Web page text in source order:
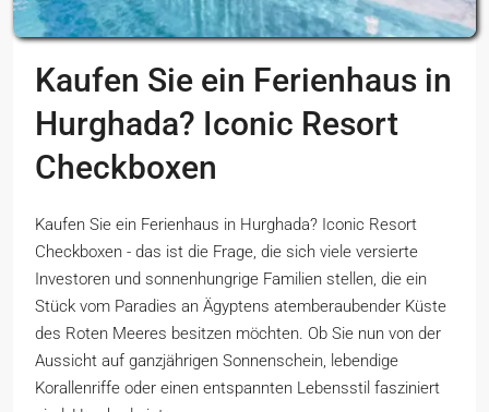
Kaufen Sie ein Ferienhaus in
Hurghada? Iconic Resort
Checkboxen
Kaufen Sie ein Ferienhaus in Hurghada? Iconic Resort
Checkboxen - das ist die Frage, die sich viele versierte
Investoren und sonnenhungrige Familien stellen, die ein
Stück vom Paradies an Ägyptens atemberaubender Küste
des Roten Meeres besitzen möchten. Ob Sie nun von der
Aussicht auf ganzjährigen Sonnenschein, lebendige
Korallenriffe oder einen entspannten Lebensstil fasziniert